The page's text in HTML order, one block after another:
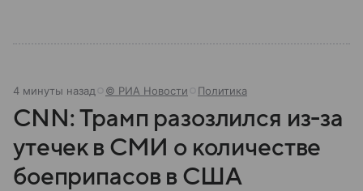
4 минуты назад © РИА Новости Политика
CNN: Трамп разозлился из-за
утечек в СМИ о количестве
боеприпасов в США